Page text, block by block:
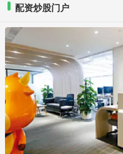
配资炒股门户